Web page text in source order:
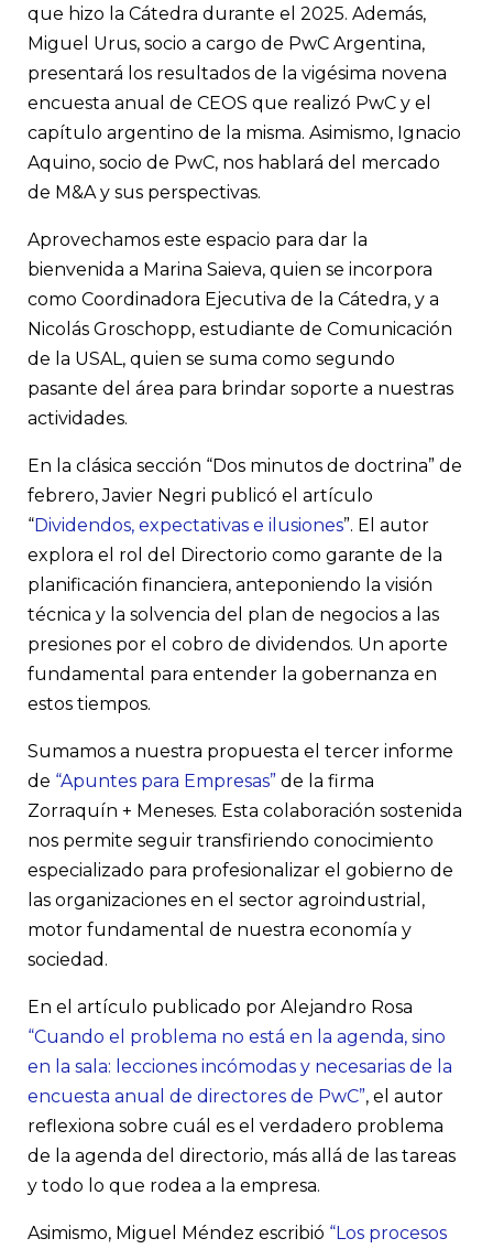
que hizo la Cátedra durante el 2025. Además,
Miguel Urus, socio a cargo de PwC Argentina,
presentará los resultados de la vigésima novena
encuesta anual de CEOS que realizó PwC y el
capítulo argentino de la misma. Asimismo, Ignacio
Aquino, socio de PwC, nos hablará del mercado
de M&A y sus perspectivas.
Aprovechamos este espacio para dar la
bienvenida a Marina Saieva, quien se incorpora
como Coordinadora Ejecutiva de la Cátedra, y a
Nicolás Groschopp, estudiante de Comunicación
de la USAL, quien se suma como segundo
pasante del área para brindar soporte a nuestras
actividades.
En la clásica sección “Dos minutos de doctrina” de
febrero, Javier Negri publicó el artículo
“Dividendos, expectativas e ilusiones”. El autor
explora el rol del Directorio como garante de la
planificación financiera, anteponiendo la visión
técnica y la solvencia del plan de negocios a las
presiones por el cobro de dividendos. Un aporte
fundamental para entender la gobernanza en
estos tiempos.
Sumamos a nuestra propuesta el tercer informe
de “Apuntes para Empresas” de la firma
Zorraquín + Meneses. Esta colaboración sostenida
nos permite seguir transfiriendo conocimiento
especializado para profesionalizar el gobierno de
las organizaciones en el sector agroindustrial,
motor fundamental de nuestra economía y
sociedad.
En el artículo publicado por Alejandro Rosa
“Cuando el problema no está en la agenda, sino
en la sala: lecciones incómodas y necesarias de la
encuesta anual de directores de PwC”, el autor
reflexiona sobre cuál es el verdadero problema
de la agenda del directorio, más allá de las tareas
y todo lo que rodea a la empresa.
Asimismo, Miguel Méndez escribió “Los procesos